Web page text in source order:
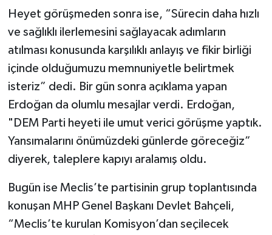
Heyet görüşmeden sonra ise, “Sürecin daha hızlı
ve sağlıklı ilerlemesini sağlayacak adımların
atılması konusunda karşılıklı anlayış ve fikir birliği
içinde olduğumuzu memnuniyetle belirtmek
isteriz” dedi. Bir gün sonra açıklama yapan
Erdoğan da olumlu mesajlar verdi. Erdoğan,
"DEM Parti heyeti ile umut verici görüşme yaptık.
Yansımalarını önümüzdeki günlerde göreceğiz”
diyerek, taleplere kapıyı aralamış oldu.
Bugün ise Meclis’te partisinin grup toplantısında
konuşan MHP Genel Başkanı Devlet Bahçeli,
“Meclis’te kurulan Komisyon’dan seçilecek